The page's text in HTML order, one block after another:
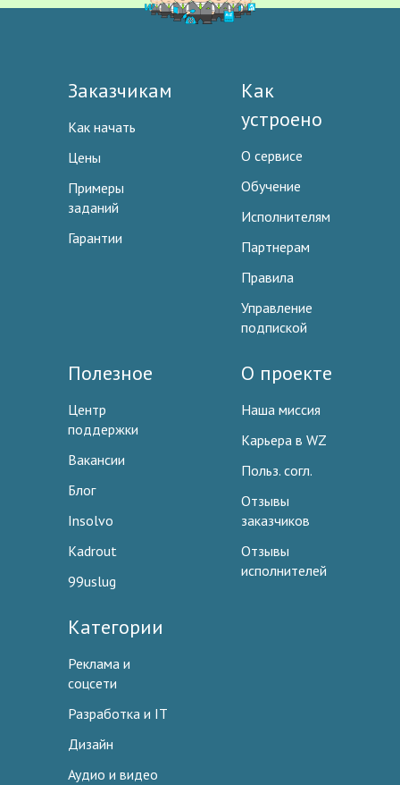
Заказчикам
Как начать
Цены
Примеры
заданий
Гарантии
Как
устроено
О сервисе
Обучение
Исполнителям
Партнерам
Правила
Управление
подпиской
Полезное
Центр
поддержки
Вакансии
Блог
Insolvo
Kadrout
99uslug
О проекте
Наша миссия
Карьера в WZ
Польз. согл.
Отзывы
заказчиков
Отзывы
исполнителей
Категории
Реклама и
соцсети
Разработка и IT
Дизайн
Аудио и видео